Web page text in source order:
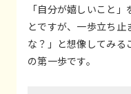
「自分が嬉しいこと
とですが、一歩立ち止
な？」と想像してみる
の第一歩です。